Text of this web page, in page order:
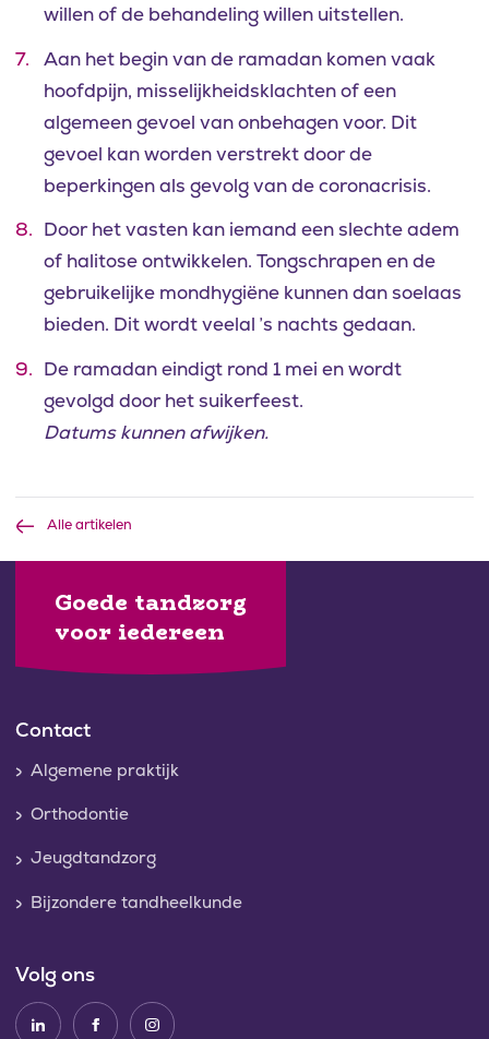
willen of de behandeling willen uitstellen.
Aan het begin van de ramadan komen vaak
hoofdpijn, misselijkheidsklachten of een
algemeen gevoel van onbehagen voor. Dit
gevoel kan worden verstrekt door de
beperkingen als gevolg van de coronacrisis.
Door het vasten kan iemand een slechte adem
of halitose ontwikkelen. Tongschrapen en de
gebruikelijke mondhygiëne kunnen dan soelaas
bieden. Dit wordt veelal ’s nachts gedaan.
De ramadan eindigt rond 1 mei en wordt
gevolgd door het suikerfeest.
Datums kunnen afwijken.
Alle artikelen
Goede tandzorg
voor iedereen
Contact
Algemene praktijk
Orthodontie
Jeugdtandzorg
Bijzondere tandheelkunde
Volg ons